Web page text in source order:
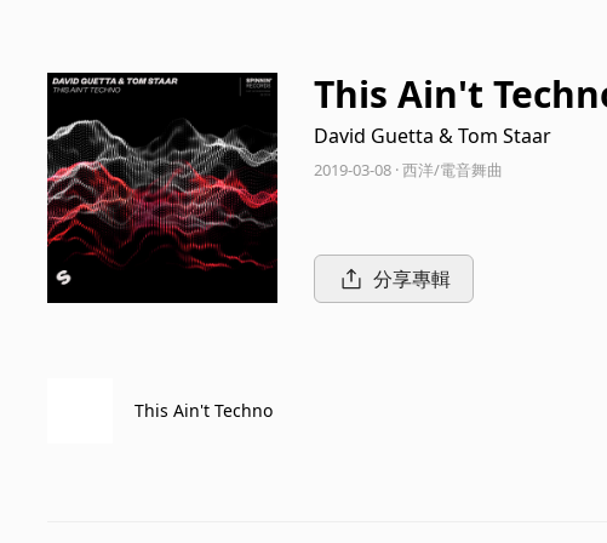
This Ain't
David Guetta & Tom Staar
2019-03-08 · 西洋/電音舞曲
分享專輯
This Ain't Techno